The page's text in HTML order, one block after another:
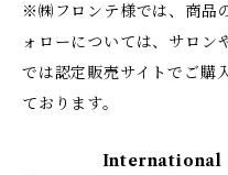
※㈱フロンテ様では、商品
ォローについては、サロン
では認定販売サイトでご購
ております。
International